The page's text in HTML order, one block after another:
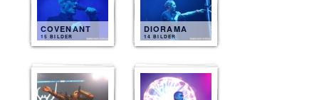
COVENANT
15 BILDER
DIORAMA
14 BILDER